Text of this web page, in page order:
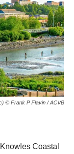
© Frank P Flavin / ACVB
Coastal